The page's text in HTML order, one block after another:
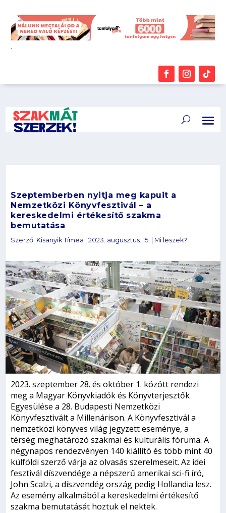
.
Szeptemberben nyitja meg kapuit a
Nemzetközi Könyvfesztivál – a
kereskedelmi értékesítő szakma
bemutatása
Szerző: Kisanyik Tímea |2023. augusztus. 15. Mi leszek?
2023. szeptember 28. és október 1. között rendezi
meg a Magyar Könyvkiadók és Könyvterjesztők
Egyesülése a 28. Budapesti Nemzetközi
Könyvfesztivált a Millenárison. A Könyvfesztivál a
nemzetközi könyves világ jegyzett eseménye, a
térség meghatározó szakmai és kulturális fóruma. A
négynapos rendezvényen 140 kiállító és több mint 40
külföldi szerző várja az olvasás szerelmeseit. Az idei
fesztivál díszvendége a népszerű amerikai sci-fi író,
John Scalzi, a díszvendég ország pedig Hollandia lesz.
Az esemény alkalmából a kereskedelmi értékesítő
szakma bemutatását hoztuk el nektek.